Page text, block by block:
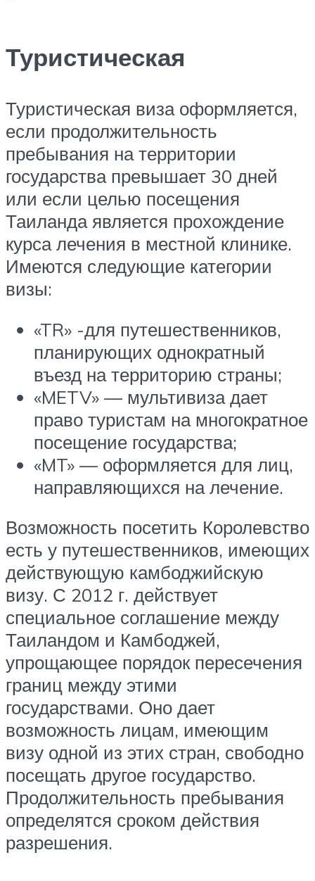
Туристическая
Туристическая виза оформляется,
если продолжительность
пребывания на территории
государства превышает 30 дней
или если целью посещения
Таиланда является прохождение
курса лечения в местной клинике.
Имеются следующие категории
визы:
«TR» -для путешественников,
планирующих однократный
въезд на территорию страны;
«METV» — мультивиза дает
право туристам на многократное
посещение государства;
«MT» — оформляется для лиц,
направляющихся на лечение.
Возможность посетить Королевство
есть у путешественников, имеющих
действующую камбоджийскую
визу. С 2012 г. действует
специальное соглашение между
Таиландом и Камбоджей,
упрощающее порядок пересечения
границ между этими
государствами. Оно дает
возможность лицам, имеющим
визу одной из этих стран, свободно
посещать другое государство.
Продолжительность пребывания
определятся сроком действия
разрешения.